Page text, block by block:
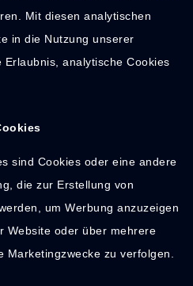
Mit diesen analytischen
in die Nutzung unserer
analytische Cookies
sind Cookies oder eine andere
die zur Erstellung von
um Werbung anzuzeigen
Website oder über mehrere
zu verfolgen.